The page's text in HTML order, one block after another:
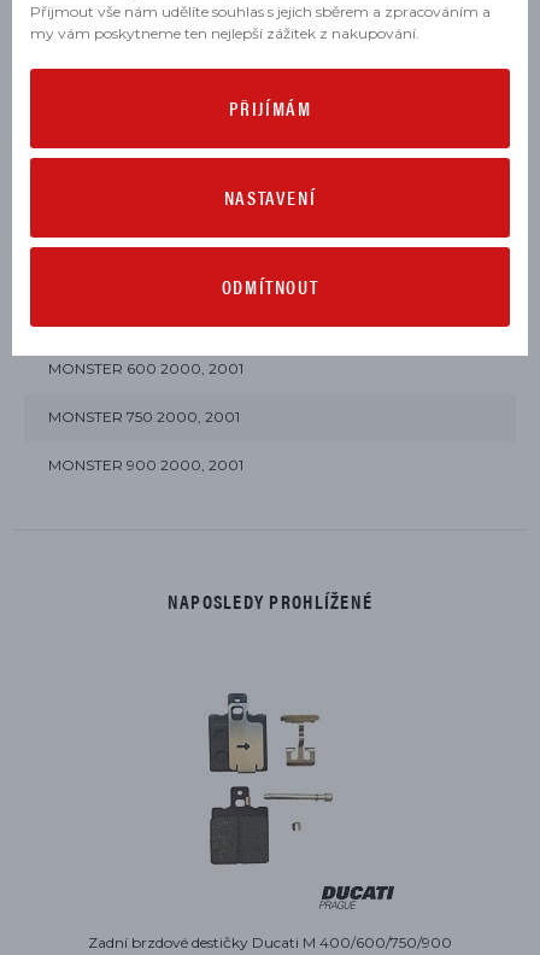
PARAMETRY
URČENO PRO TYTO MODELY
MONSTER 600 2000, 2001
MONSTER 750 2000, 2001
MONSTER 900 2000, 2001
NAPOSLEDY PROHLÍŽENÉ
Zadní brzdové destičky Ducati M 400/600/750/900
Přijmout vše nám udělíte souhlas s jejich sběrem a zpracováním a
my vám poskytneme ten nejlepší zážitek z nakupování.
PŘIJÍMÁM
NASTAVENÍ
ODMÍTNOUT